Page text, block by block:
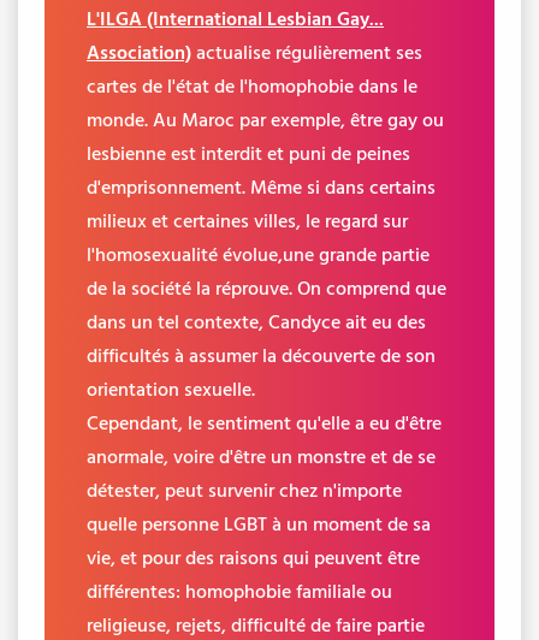
L'ILGA (International Lesbian Gay...
Association)actualise régulièrement ses
cartes de l'état de l'homophobie dans le
monde. Au Maroc par exemple, être gay ou
lesbienne est interdit et puni de peines
d'emprisonnement. Même si dans certains
milieux et certaines villes, le regard sur
l'homosexualité évolue,une grande partie
de la société la réprouve. On comprend que
dans un tel contexte, Candyce ait eu des
difficultés à assumer la découverte de son
orientation sexuelle.
Cependant, le sentiment qu'elle a eu d'être
anormale, voire d'être un monstre et de se
détester, peut survenir chez n'importe
quelle personne LGBT à un moment de sa
vie, et pour des raisons qui peuvent être
différentes: homophobie familiale ou
religieuse, rejets, difficulté de faire partie